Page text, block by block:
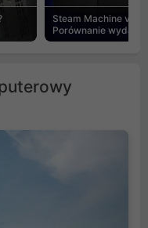
Steam Machine vs
Porównanie